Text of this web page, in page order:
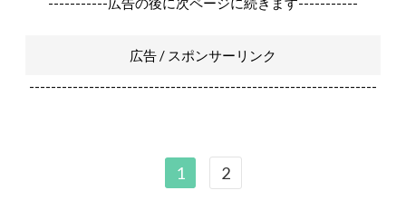
広告 / スポンサーリンク
----------------------------------------------------------------
1 2